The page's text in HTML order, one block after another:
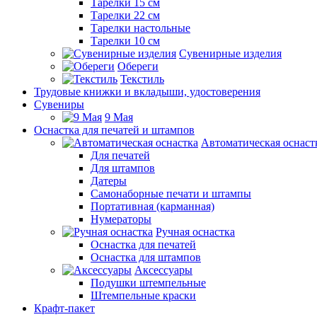
Тарелки 15 см
Тарелки 22 см
Тарелки настольные
Тарелки 10 см
Сувенирные изделия
Обереги
Текстиль
Трудовые книжки и вкладыши, удостоверения
Сувениры
9 Мая
Оснастка для печатей и штампов
Автоматическая
Для печатей
Для штампов
Датеры
Самонаборные печати и штампы
Портативная (карманная)
Нумераторы
Ручная оснастка
Оснастка для печатей
Оснастка для штампов
Аксессуары
Подушки штемпельные
Штемпельные краски
Крафт-пакет